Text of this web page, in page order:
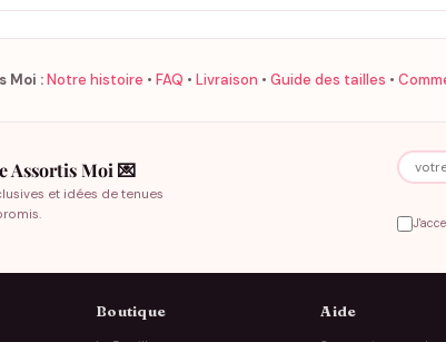
Moi :Notre histoire • FAQ • Livraison • Guide des tailles •
Assortis Moi 💌
et idées de tenues
Boutique Aide